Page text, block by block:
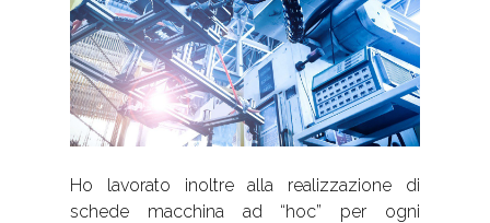
Ho lavorato inoltre alla realizzazione di
schede macchina ad “hoc” per ogni